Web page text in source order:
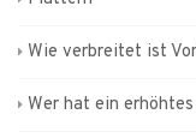
Wie verbreitet ist
Wer hat ein